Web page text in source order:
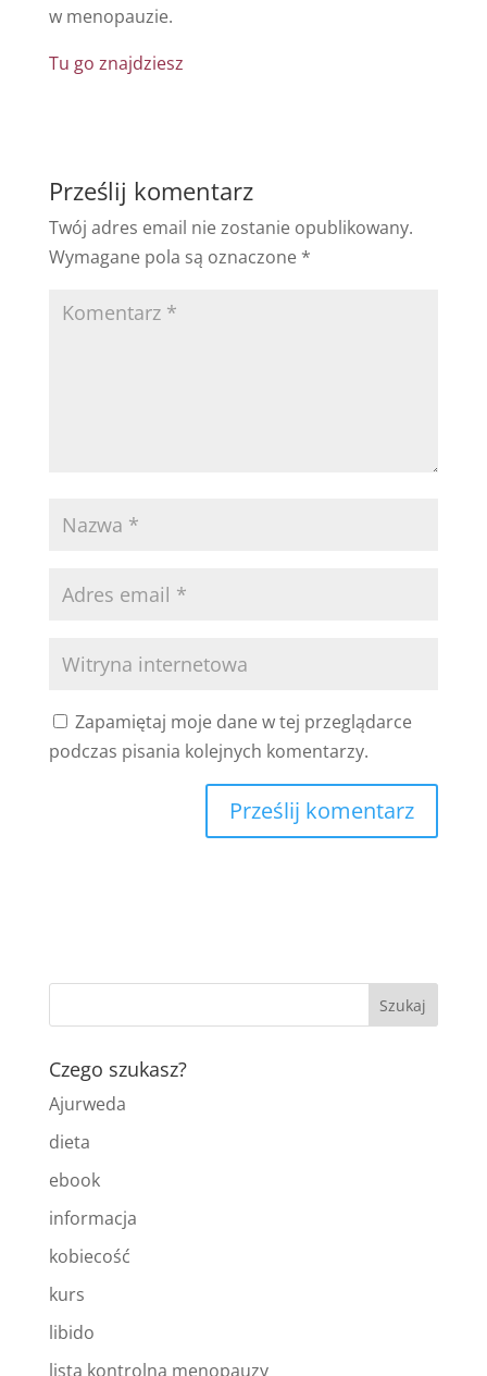
w menopauzie.
Tu go znajdziesz
Prześlij komentarz
Twój adres email nie zostanie opublikowany.
Wymagane pola są oznaczone *
Zapamiętaj moje dane w tej przeglądarce
podczas pisania kolejnych komentarzy.
Czego szukasz?
Ajurweda
dieta
ebook
informacja
kobiecość
kurs
libido
lista kontrolna menopauzy